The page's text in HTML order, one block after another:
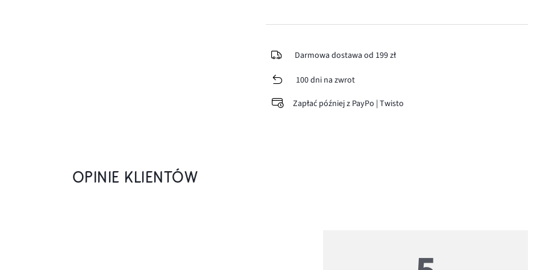
Darmowa dostawa od 199 zł
100 dni na zwrot
Zapłać później z PayPo | Twisto
OPINIE KLIENTÓW